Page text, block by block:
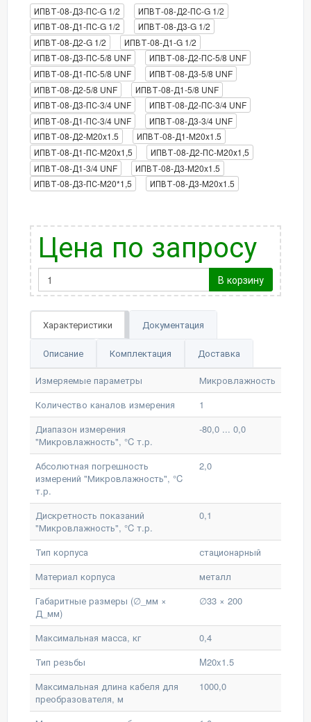
ИПВТ-08-Д3-ПС-G 1/2
ИПВТ-08-Д2-ПС-G 1/2
ИПВТ-08-Д1-ПС-G 1/2
ИПВТ-08-Д3-G 1/2
ИПВТ-08-Д2-G 1/2
ИПВТ-08-Д1-G 1/2
ИПВТ-08-Д3-ПС-5/8 UNF
ИПВТ-08-Д2-ПС-5/8 UNF
ИПВТ-08-Д1-ПС-5/8 UNF
ИПВТ-08-Д3-5/8 UNF
ИПВТ-08-Д2-5/8 UNF
ИПВТ-08-Д1-5/8 UNF
ИПВТ-08-Д3-ПС-3/4 UNF
ИПВТ-08-Д2-ПС-3/4 UNF
ИПВТ-08-Д1-ПС-3/4 UNF
ИПВТ-08-Д3-3/4 UNF
ИПВТ-08-Д2-M20x1.5
ИПВТ-08-Д1-M20x1.5
ИПВТ-08-Д1-ПС-М20х1,5
ИПВТ-08-Д2-ПС-М20х1,5
ИПВТ-08-Д1-3/4 UNF
ИПВТ-08-Д3-M20x1.5
ИПВТ-08-Д3-ПС-М20*1,5
ИПВТ-08-Д3-M20x1.5
Цена по запросу
В корзину
Характеристики Документация
Описание Комплектация Доставка
Измеряемые параметры
Микровлажность
Количество каналов измерения
1
Диапазон измерения
"Микровлажность", °C т.р.
-80,0 ... 0,0
Абсолютная погрешность
измерений "Микровлажность", °C
т.р.
2,0
Дискретность показаний
"Микровлажность", °C т.р.
0,1
Тип корпуса
стационарный
Материал корпуса
металл
Габаритные размеры (∅_мм ×
Д_мм)
∅33 × 200
Максимальная масса, кг
0,4
Тип резьбы
M20x1.5
Максимальная длина кабеля для
преобразователя, м
1000,0